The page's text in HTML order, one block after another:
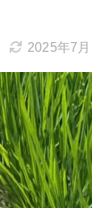
2025年7月